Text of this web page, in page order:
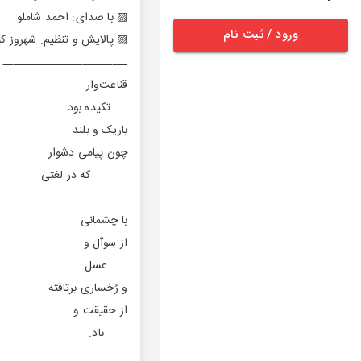
ورود / ثبت نام
▨ با صدای: احمد شاملو
▨ پالایش و تنظیم: شهروز
ـــــــــــــــــــــــــ
قناعت‌وار
تکیده بود
باریک و بلند
چون پیامی دشوار
که در لغتی
با چشمانی
از سوآل و
عسل
و رُخساری برتافته
از حقیقت و
باد.